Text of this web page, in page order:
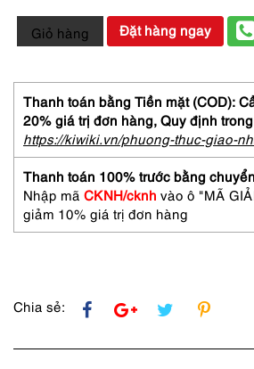
3441-
Kính
nữ-
Khá
mới-
YVES
SAINT
LAURENT
vintage
sunglasses
số
Giỏ hàng Đặt hàng ngay
Thanh toán bằng Tiền mặt (COD):
20% giá trị đơn hàng, Quy định
https://kiwiki.vn/phuong-thuc-giao-
Thanh toán 100% trước bằng
Nhập mã CKNH/cknh vào ô "MÃ
giảm 10% giá trị đơn hàng
Chia sẻ: